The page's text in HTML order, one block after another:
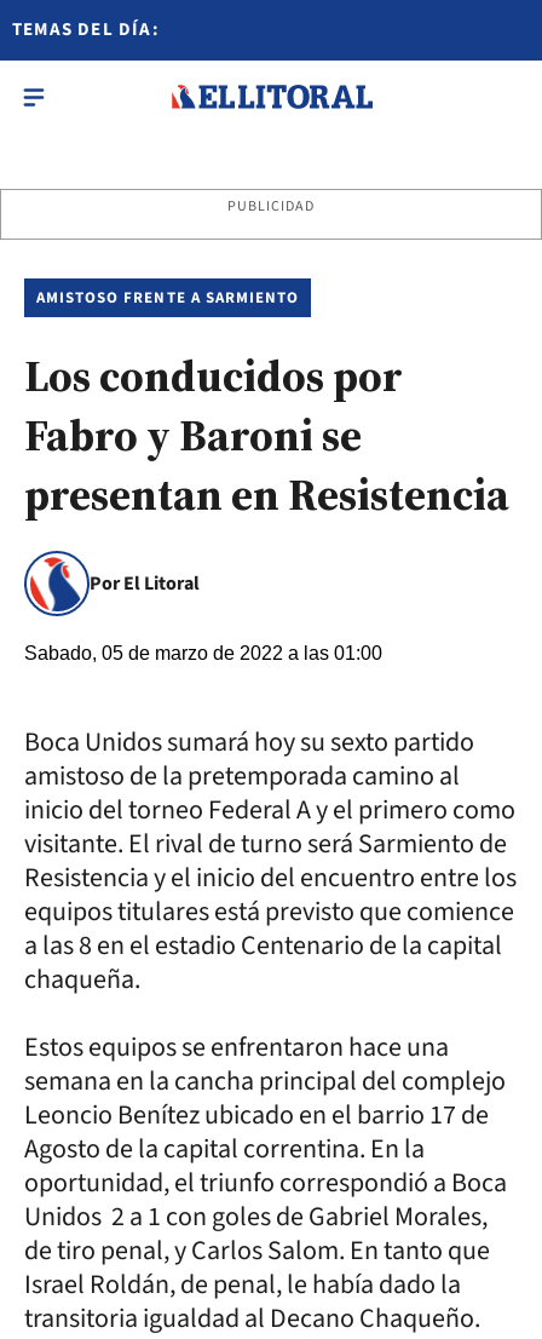
TEMAS DEL DÍA:
PUBLICIDAD
AMISTOSO FRENTE A SARMIENTO
Los conducidos por
Fabro y Baroni se
presentan en Resistencia
Por El Litoral
Sabado, 05 de marzo de 2022 a las 01:00
Boca Unidos sumará hoy su sexto partido
amistoso de la pretemporada camino al
inicio del torneo Federal A y el primero como
visitante. El rival de turno será Sarmiento de
Resistencia y el inicio del encuentro entre los
equipos titulares está previsto que comience
a las 8 en el estadio Centenario de la capital
chaqueña.
Estos equipos se enfrentaron hace una
semana en la cancha principal del complejo
Leoncio Benítez ubicado en el barrio 17 de
Agosto de la capital correntina. En la
oportunidad, el triunfo correspondió a Boca
Unidos 2 a 1 con goles de Gabriel Morales,
de tiro penal, y Carlos Salom. En tanto que
Israel Roldán, de penal, le había dado la
transitoria igualdad al Decano Chaqueño.